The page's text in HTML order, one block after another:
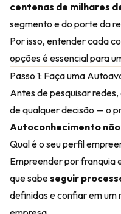
centenas de milhares
segmento e do porte da
Por isso, entender cada
opções é essencial para
Passo 1: Faça uma
Antes de pesquisar
de qualquer decisão — o
Autoconhecimento
Qual é o seu perfil
Empreender por franquia
que sabeseguir
definidas e confiar em